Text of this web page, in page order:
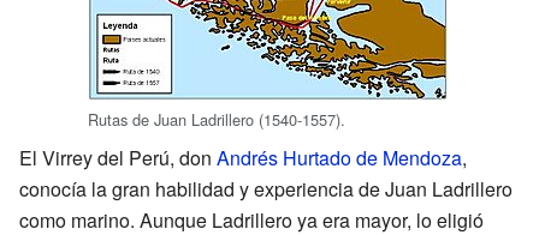
Rutas de Juan Ladrillero (1540-1557).
El Virrey del Perú, don Andrés Hurtado de Mendoza,
conocía la gran habilidad y experiencia de Juan Ladrillero
como marino. Aunque Ladrillero ya era mayor, lo eligió